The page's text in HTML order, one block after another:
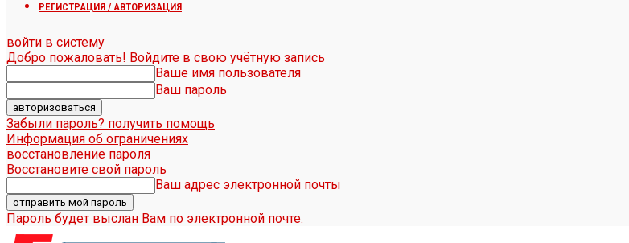
РЕГИСТРАЦИЯ / АВТОРИЗАЦИЯ
войти в систему
Добро пожаловать! Войдите в свою учётную запись
Ваше имя пользователя
Ваш пароль
Забыли пароль? получить помощь
Информация об ограничениях
восстановление пароля
Восстановите свой пароль
Ваш адрес электронной почты
Пароль будет выслан Вам по электронной почте.